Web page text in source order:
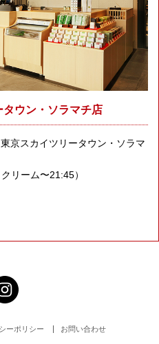
ウン・ソラマチ店
京スカイツリータウン・ソラマ
リーム〜21:45）
ーポリシー お問い合わせ